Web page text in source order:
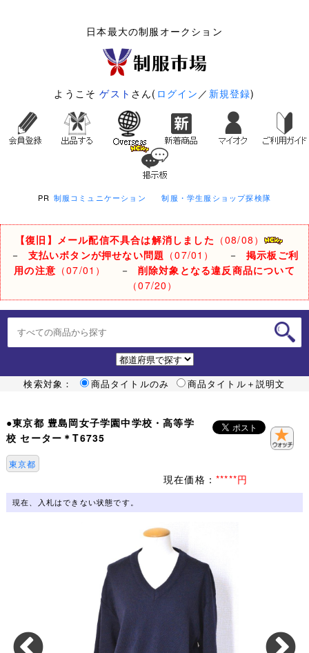
日本最大の制服オークション
ようこそゲスト さん( ログイン ／ 新規登録)
PR 制服コミュニケーション 制服・学生服ショップ探検隊
【復旧】メール配信不具合は解消しました （08/08）
－ 支払いボタンが押せない問題 （07/01） －掲示板ご利
用の注意 （07/01） － 削除対象となる違反商品について
（07/20）
検索対象： 商品タイトルのみ 商品タイトル＋説明文
●東京都 豊島岡女子学園中学校・高等学
校 セーター＊T6735
東京都
現在価格： *****円
現在、入札はできない状態です。